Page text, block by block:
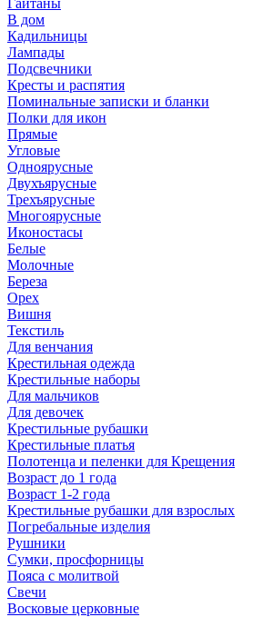
Гайтаны
В дом
Кадильницы
Лампады
Подсвечники
Кресты и распятия
Поминальные записки и бланки
Полки для икон
Прямые
Угловые
Одноярусные
Двухъярусные
Трехъярусные
Многоярусные
Иконостасы
Белые
Молочные
Береза
Орех
Вишня
Текстиль
Для венчания
Крестильная одежда
Крестильные наборы
Для мальчиков
Для девочек
Крестильные рубашки
Крестильные платья
Полотенца и пеленки для Крещения
Возраст до 1 года
Возраст 1-2 года
Крестильные рубашки для взрослых
Погребальные изделия
Рушники
Сумки, просфорницы
Пояса с молитвой
Свечи
Восковые церковные